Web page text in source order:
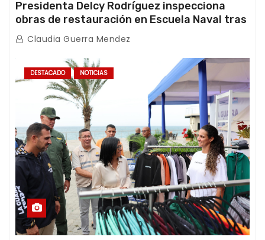
Presidenta Delcy Rodríguez inspecciona
obras de restauración en Escuela Naval tras
afectaciones sísmicas en La Guaira
Claudia Guerra Mendez
DESTACADO NOTICIAS